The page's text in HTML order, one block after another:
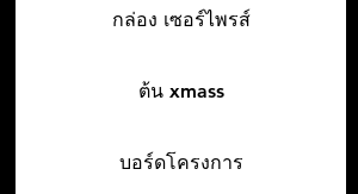
กล่อง เซอร์ไพรส์
ต้น xmass
บอร์ดโครงการ